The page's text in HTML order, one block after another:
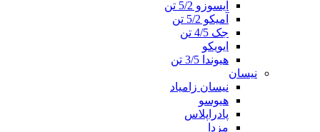
ایسوزو 5/2 تن
آمیکو 5/2 تن
جک 4/5 تن
ایویکو
هیوندا 3/5 تن
نیسان
نیسان زامیاد
هیوسو
پادراپلاس
مزدا